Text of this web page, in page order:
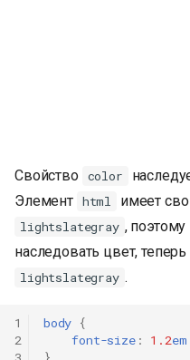
Свойство color
Элемент html имеет
lightslategray ,
наследовать цвет,
lightslategray .
1
2
body {
font-size: 1.2em